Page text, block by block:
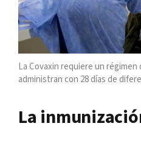
La Covaxin requiere un régimen
administran con 28 días de
La